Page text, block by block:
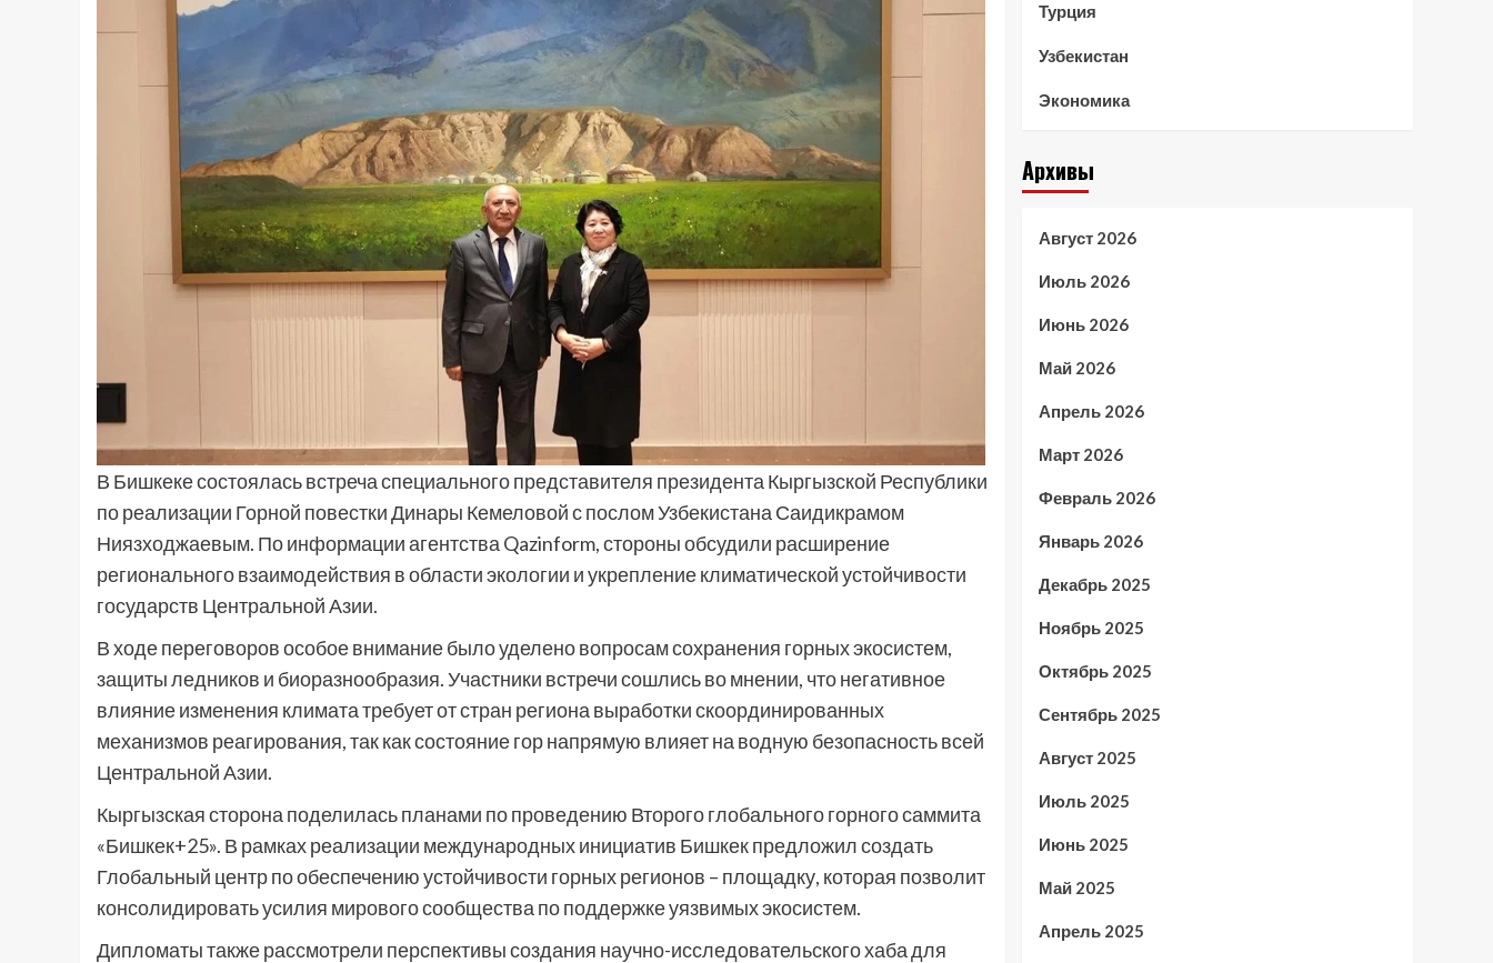
В Бишкеке состоялась встреча специального представителя президента Кыргызской Республики
по реализации Горной повестки Динары Кемеловой с послом Узбекистана Саидикрамом
Ниязходжаевым. По информации агентства Qazinform, стороны обсудили расширение
регионального взаимодействия в области экологии и укрепление климатической устойчивости
государств Центральной Азии.
В ходе переговоров особое внимание было уделено вопросам сохранения горных экосистем,
защиты ледников и биоразнообразия. Участники встречи сошлись во мнении, что негативное
влияние изменения климата требует от стран региона выработки скоординированных
механизмов реагирования, так как состояние гор напрямую влияет на водную безопасность всей
Центральной Азии.
Кыргызская сторона поделилась планами по проведению Второго глобального горного саммита
«Бишкек+25». В рамках реализации международных инициатив Бишкек предложил создать
Глобальный центр по обеспечению устойчивости горных регионов – площадку, которая позволит
консолидировать усилия мирового сообщества по поддержке уязвимых экосистем.
Дипломаты также рассмотрели перспективы создания научно-исследовательского хаба для
Турция
Узбекистан
Экономика
Архивы
Август 2026
Июль 2026
Июнь 2026
Май 2026
Апрель 2026
Март 2026
Февраль 2026
Январь 2026
Декабрь 2025
Ноябрь 2025
Октябрь 2025
Сентябрь 2025
Август 2025
Июль 2025
Июнь 2025
Май 2025
Апрель 2025